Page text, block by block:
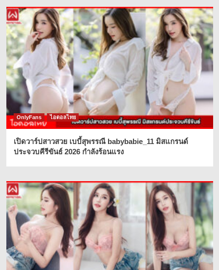
OnlyFans ไอดอลไทย
เปิดวาร์ปสาวสวย เบบี้สุพรรณี babybabie_11 มิสแกรนด์
ประจวบคีรีขันธ์ 2026 กำลังร้อนแรง